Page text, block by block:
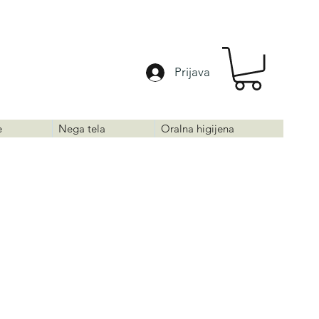
Nega tela Oralna higijena
Prijava